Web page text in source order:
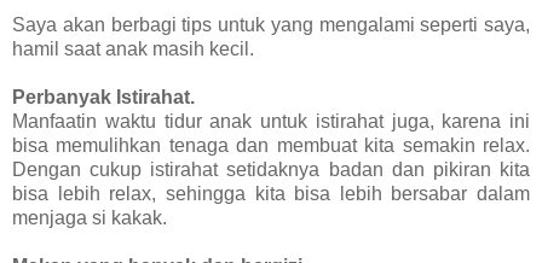
Saya akan berbagi tips untuk yang mengalami seperti saya,
hamil saat anak masih kecil.
Perbanyak Istirahat.
Manfaatin waktu tidur anak untuk istirahat juga, karena ini
bisa memulihkan tenaga dan membuat kita semakin relax.
Dengan cukup istirahat setidaknya badan dan pikiran kita
bisa lebih relax, sehingga kita bisa lebih bersabar dalam
menjaga si kakak.